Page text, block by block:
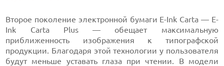
Второе поколение электронной бумаги E-Ink Carta — E-
Ink Carta Plus — обещает максимальную
приближенность изображения к типографской
продукции. Благодаря этой технологии у пользователя
будут меньше уставать глаза при чтении. В модели